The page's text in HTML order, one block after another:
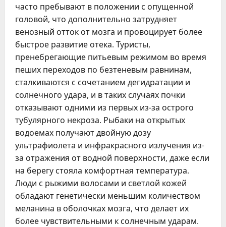
часто пребывают в положении с опущенной
головой, что дополнительно затрудняет
венозный отток от мозга и провоцирует более
быстрое развитие отека. Туристы,
пренебрегающие питьевым режимом во время
пеших переходов по безтеневым равнинам,
сталкиваются с сочетанием дегидратации и
солнечного удара, и в таких случаях почки
отказывают одними из первых из-за острого
тубулярного некроза. Рыбаки на открытых
водоемах получают двойную дозу
ультрафиолета и инфракрасного излучения из-
за отражения от водной поверхности, даже если
на берегу стояла комфортная температура.
Люди с рыжими волосами и светлой кожей
обладают генетически меньшим количеством
меланина в оболочках мозга, что делает их
более чувствительными к солнечным ударам.